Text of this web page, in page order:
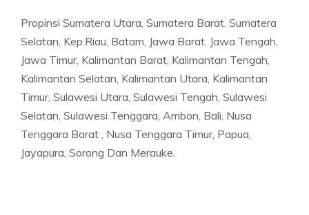
Propinsi Sumatera Utara, Sumatera Barat, Sumatera
Selatan, Kep.Riau, Batam, Jawa Barat, Jawa Tengah,
Jawa Timur, Kalimantan Barat, Kalimantan Tengah,
Kalimantan Selatan, Kalimantan Utara, Kalimantan
Timur, Sulawesi Utara, Sulawesi Tengah, Sulawesi
Selatan, Sulawesi Tenggara, Ambon, Bali, Nusa
Tenggara Barat , Nusa Tenggara Timur, Papua,
Jayapura, Sorong Dan Merauke.